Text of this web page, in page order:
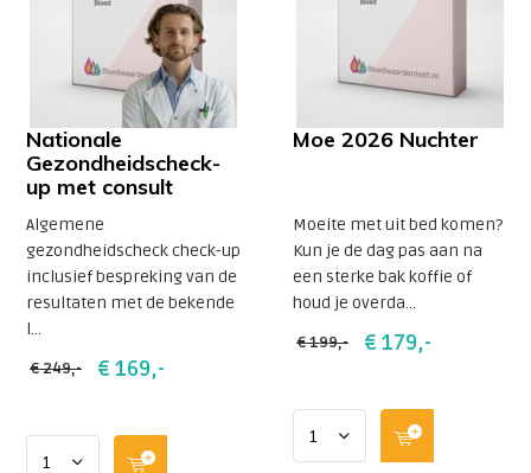
Nationale
Gezondheidscheck-
up met consult
Algemene
gezondheidscheck check-up
inclusief bespreking van de
resultaten met de bekende
l...
€ 249,- € 169,-
Moe 2026 Nuchter
Moeite met uit bed komen?
Kun je de dag pas aan na
een sterke bak koffie of
houd je overda...
€ 199,- € 179,-